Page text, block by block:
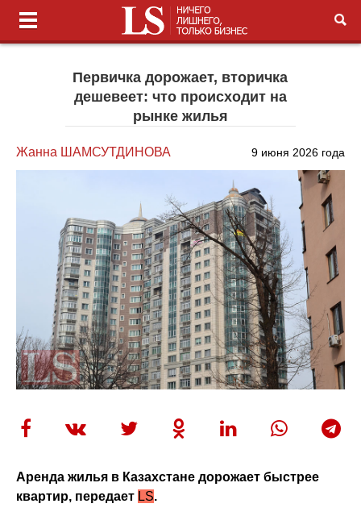
Первичка дорожает, вторичка
дешевеет: что происходит на
рынке жилья
Жанна ШАМСУТДИНОВА 9 июня 2026 года
Аренда жилья в Казахстане дорожает быстрее
квартир, передает LS.